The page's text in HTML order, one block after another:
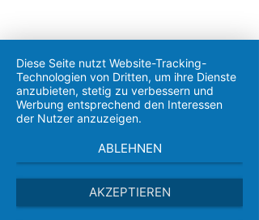
Impressum |Kontakt| Datenschutz| Anfahrt
Bedingungswerk |AGB Verbraucher |AGB B2B
Diese Seite nutzt Website-Tracking-
Technologien von Dritten, um ihre Dienste
anzubieten, stetig zu verbessern und
Werbung entsprechend den Interessen
der Nutzer anzuzeigen.
ABLEHNEN
AKZEPTIEREN